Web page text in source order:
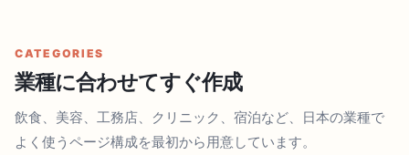
CATEGORIES
業種に合わせてすぐ作成
飲食、美容、工務店、クリニック、宿泊など、日本の業種で
よく使うページ構成を最初から用意しています。